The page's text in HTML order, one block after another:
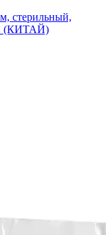
стерильный,
(КИТАЙ)